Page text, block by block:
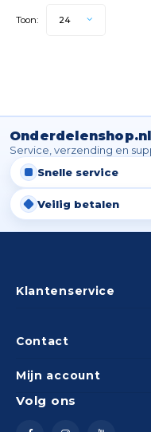
Toon: 24
Onderdelenshop.nl
Service, verzending en
Snelle service
Veilig betalen
Contact
Klantenservice
Mijn account
Volg ons